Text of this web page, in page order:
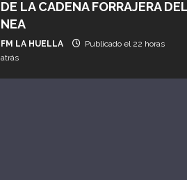
DE LA CADENA FORRAJERA
NEA
FM LA HUELLA
Publicado el 22 horas
atrás